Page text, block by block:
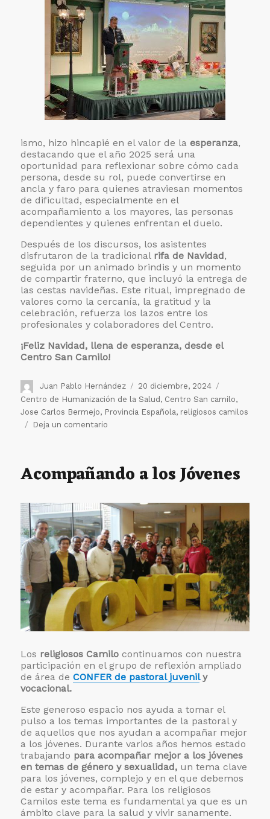
ismo, hizo hincapié en el valor de laesperanza,
destacando que el año 2025 será una
oportunidad para reflexionar sobre cómo cada
persona, desde su rol, puede convertirse en
ancla y faro para quienes atraviesan momentos
de dificultad, especialmente en el
acompañamiento a los mayores, las personas
dependientes y quienes enfrentan el duelo.
Después de los discursos, los asistentes
disfrutaron de la tradicional rifa de Navidad,
seguida por un animado brindis y un momento
de compartir fraterno, que incluyó la entrega de
las cestas navideñas. Este ritual, impregnado de
valores como la cercanía, la gratitud y la
celebración, refuerza los lazos entre los
profesionales y colaboradores del Centro.
¡Feliz Navidad, llena de esperanza, desde el
Centro San Camilo!
Autor
Juan Pablo Hernández
Publicado
el
20 diciembre, 2024
Centro de Humanización de la Salud, Centro San camilo,
Jose Carlos Bermejo, Provincia Española, religiosos camilos
Deja un comentario
Camilo
tradicional
Felicitación
Navideña
Acompañando a los Jóvenes
Los religiosos Camilo continuamos con nuestra
participación en el grupo de reflexión ampliado
de área deCONFER de pastoral juvenily
vocacional.
Este generoso espacio nos ayuda a tomar el
pulso a los temas importantes de la pastoral y
de aquellos que nos ayudan a acompañar mejor
a los jóvenes. Durante varios años hemos estado
trabajando para acompañar mejor a los jóvenes
en temas de género y sexualidad, un tema clave
para los jóvenes, complejo y en el que debemos
de estar y acompañar. Para los religiosos
Camilos este tema es fundamental ya que es un
ámbito clave para la salud y vivir sanamente.